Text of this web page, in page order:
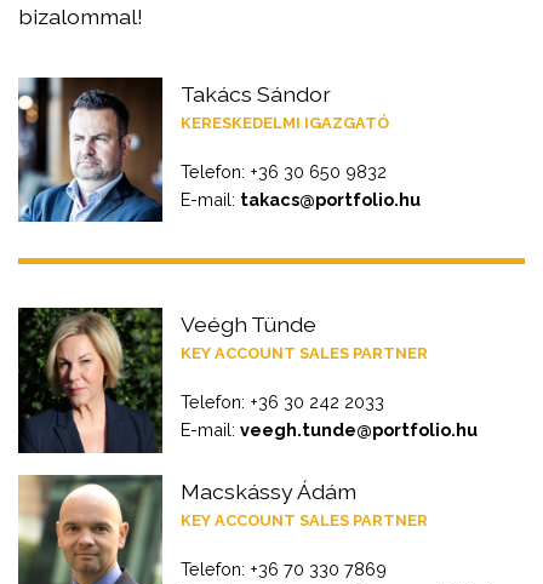
bizalommal!
Takács Sándor
KERESKEDELMI IGAZGATÓ
Telefon: +36 30 650 9832
E-mail: takacs@portfolio.hu
Veégh Tünde
KEY ACCOUNT SALES PARTNER
Telefon: +36 30 242 2033
E-mail:veegh.tunde@portfolio.hu
Macskássy Ádám
KEY ACCOUNT SALES PARTNER
Telefon: +36 70 330 7869